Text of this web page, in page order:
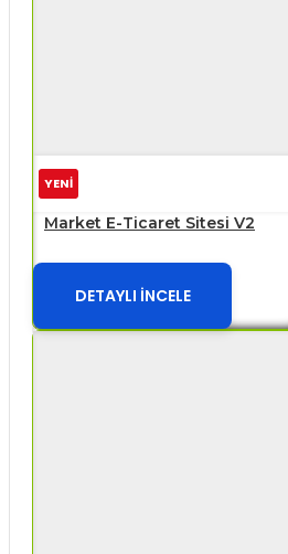
YENİ
Market E-Ticaret Sitesi V2
DETAYLI İNCELE